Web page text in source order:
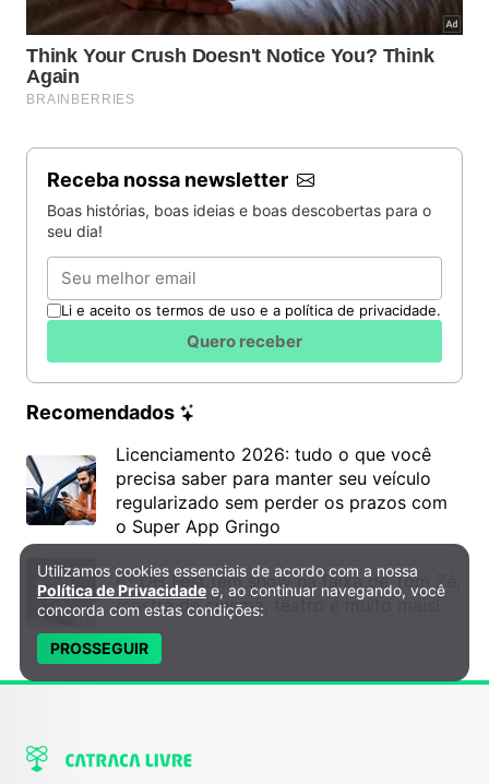
Receba nossa newsletter
Boas histórias, boas ideias e boas descobertas para o
seu dia!
Email
Li e aceito os termos de uso e a política de privacidade.
Quero receber
Recomendados
Licenciamento 2026: tudo o que você
precisa saber para manter seu veículo
regularizado sem perder os prazos com
o Super App Gringo
6º DH Fest tem show na faixa de Tom Zé,
mostra de cinema, teatro e muito mais!
Política de Privacidade e Cookies
Utilizamos cookies essenciais de acordo com a nossa
Política de Privacidade e, ao continuar navegando, você
concorda com estas condições:
PROSSEGUIR